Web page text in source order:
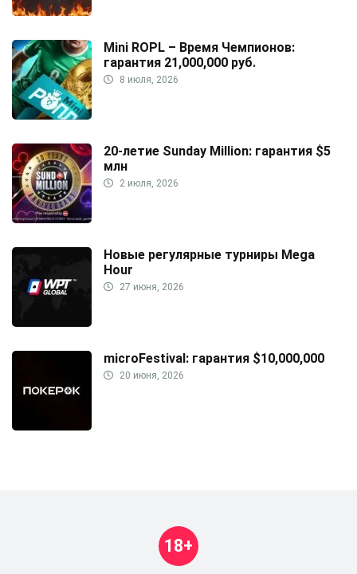
Mini ROPL – Время Чемпионов:
гарантия 21,000,000 руб.
8 июля, 2026
20-летие Sunday Million: гарантия $5
млн
2 июля, 2026
Новые регулярные турниры Mega
Hour
27 июня, 2026
microFestival: гарантия $10,000,000
20 июня, 2026
18+